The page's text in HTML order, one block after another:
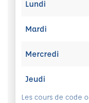
Lundi
Mardi
Mercredi
Jeudi
Les cours de code